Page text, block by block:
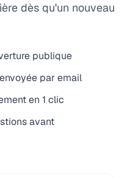
dès qu'un nouveau
publique
par email
en 1 clic
avant